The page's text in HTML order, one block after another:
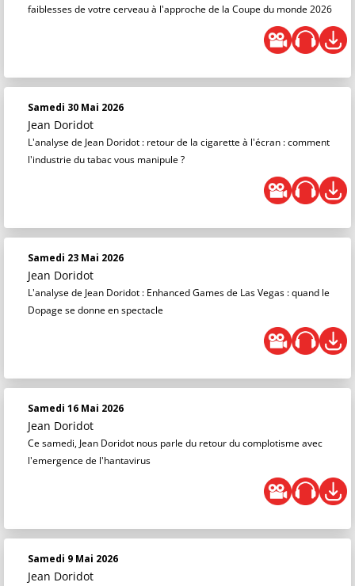
faiblesses de votre cerveau à l'approche de la Coupe du monde 2026
Samedi 30 Mai 2026
Jean Doridot
L'analyse de Jean Doridot : retour de la cigarette à l'écran : comment
l'industrie du tabac vous manipule ?
Samedi 23 Mai 2026
Jean Doridot
L'analyse de Jean Doridot : Enhanced Games de Las Vegas : quand le
Dopage se donne en spectacle
Samedi 16 Mai 2026
Jean Doridot
Ce samedi, Jean Doridot nous parle du retour du complotisme avec
l'emergence de l'hantavirus
Samedi 9 Mai 2026
Jean Doridot